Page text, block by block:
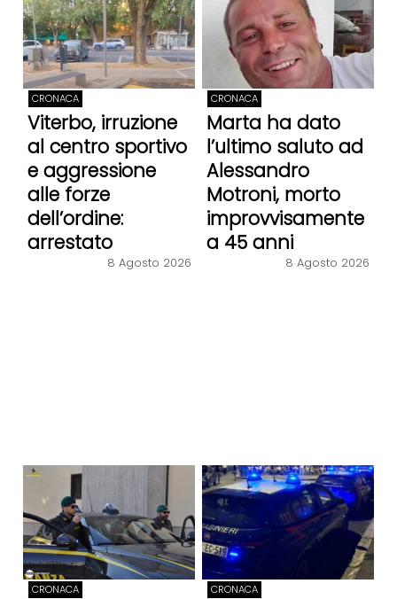
CRONACA
Viterbo, irruzione
al centro sportivo
e aggressione
alle forze
dell’ordine:
arrestato
8 Agosto 2026
CRONACA
Marta ha dato
l’ultimo saluto ad
Alessandro
Motroni, morto
improvvisamente
a 45 anni
8 Agosto 2026
CRONACA CRONACA